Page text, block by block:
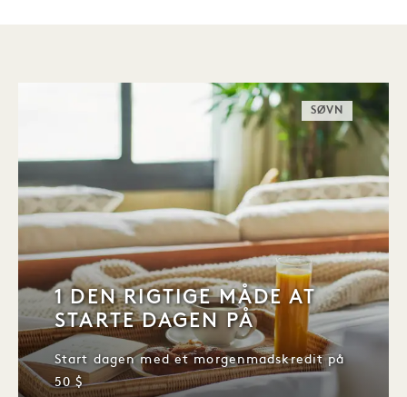
SØVN
1 DEN RIGTIGE MÅDE AT
STARTE DAGEN PÅ
Start dagen med et morgenmadskredit på
50 $